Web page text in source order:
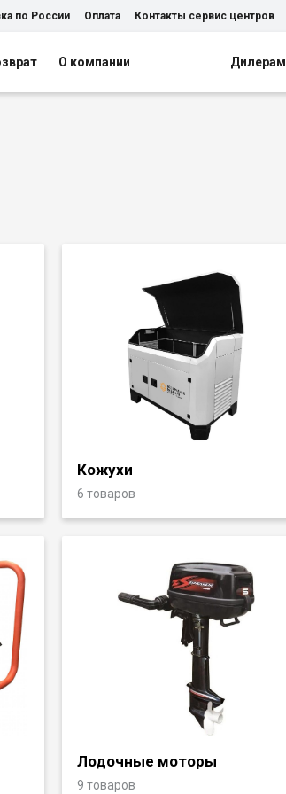
по России Оплата Контакты сервис центров
О компании Дилерам
Кожухи
6 товаров
Лодочные моторы
9 товаров